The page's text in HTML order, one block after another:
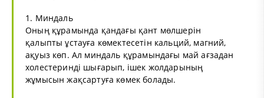
1. Миндаль
Оның құрамында қандағы қант мөлшерін
қалыпты ұстауға көмектесетін кальций, магний,
ақуыз көп. Ал миндаль құрамындағы май ағзадан
холестеринді шығарып, ішек жолдарының
жұмысын жақсартуға көмек болады.